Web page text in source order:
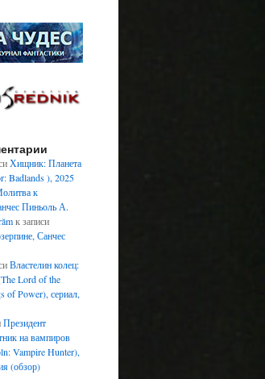
Хищник: Планета
Badlands ), 2025
к
Пиньоль А.
к записи
Санчес
Властелин колец:
Lord of the
of Power), сериал,
Президент
на вампиров
Vampire Hunter),
(обзор)